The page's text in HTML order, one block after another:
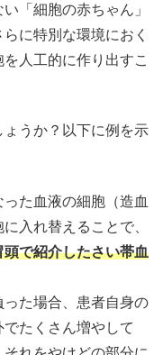
「細胞の赤ちゃん」
に特別な環境におく
人工的に作り出すこ
うか？以下に例を示
た血液の細胞（造血
入れ替えることで、
頭で紹介したさい帯血
った場合、患者自身の
たくさん増やして